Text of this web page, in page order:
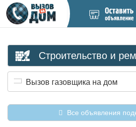
новое
Строительство и
Вызов газовщика на дом
Все объявления